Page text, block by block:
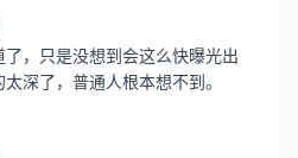
，只是没想到会这么快曝光出
深了，普通人根本想不到。